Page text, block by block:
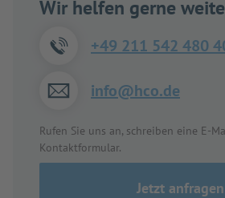
Wir helfen gerne
+49 211 542 480
info@hco.de
Rufen Sie uns an, schreiben eine E-
Kontaktformular.
Jetzt anfragen